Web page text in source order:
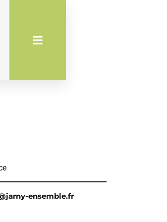
ensemble.fr